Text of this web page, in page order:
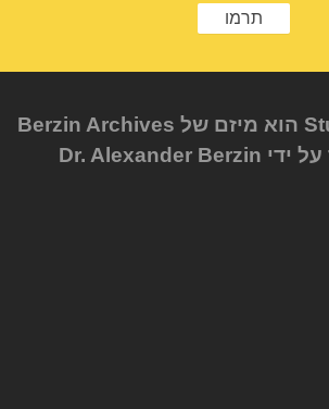
תרמו
Study Budhissm הוא מיזם של Berzin Archives